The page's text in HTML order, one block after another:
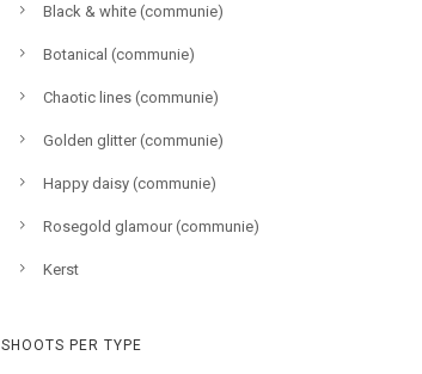
Black & white (communie)
Botanical (communie)
Chaotic lines (communie)
Golden glitter (communie)
Happy daisy (communie)
Rosegold glamour (communie)
Kerst
SHOOTS PER TYPE